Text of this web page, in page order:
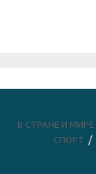
В СТРАНЕ И МИРЕ
СПОРТ